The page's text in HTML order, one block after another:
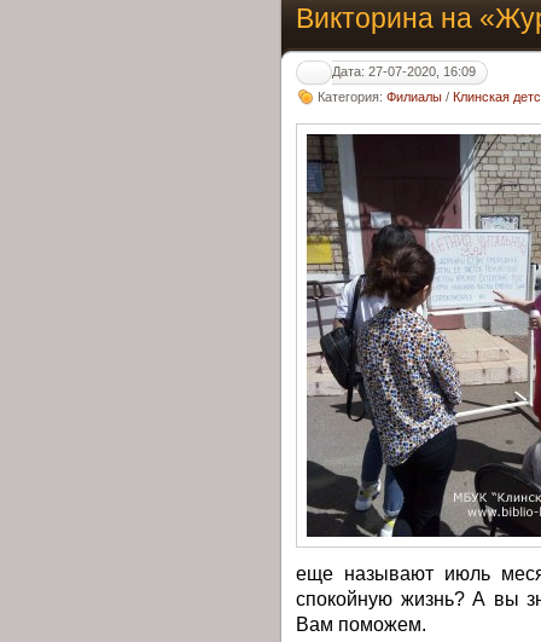
Викторина на
Дата: 27-07-2020, 16:09
Категория: Филиалы / Клинская
еще называют июль
спокойную жизнь? А вы
Вам поможем.